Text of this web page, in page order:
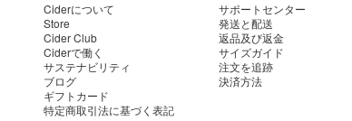
Ciderについて
Store
Cider Club
Ciderで働く
サステナビリティ
ブログ
ギフトカード
特定商取引法に基づく表記
サポートセンター
発送と配送
返品及び返金
サイズガイド
注文を追跡
決済方法